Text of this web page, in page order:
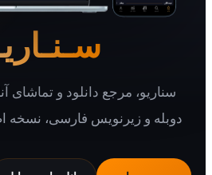
سـنـاریــو
مرجع دانلود و تماشای آنلاین فیلم
و زیرنویس فارسی، نسخه اصلی و